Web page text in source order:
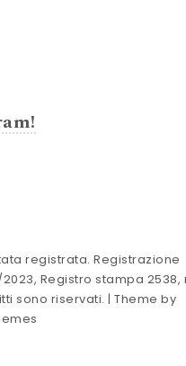
registrata. Registrazione
Registro stampa 2538,
sono riservati. | Theme by